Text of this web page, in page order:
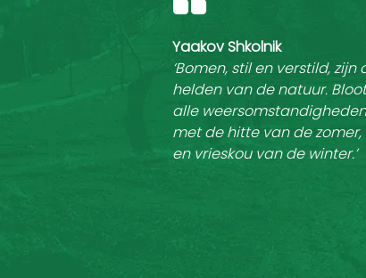
Yaakov Shkolnik
‘Bomen, stil en verstild, zijn
helden van de natuur.
alle
met de hitte van de
en vrieskou van de winter.’